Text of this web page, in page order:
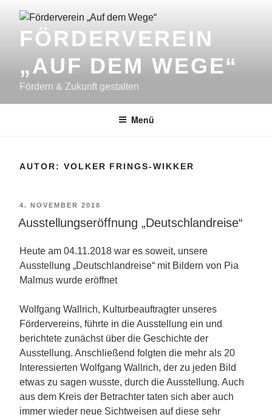
Inhalt
springenFÖRDERVEREIN
„AUF DEM WEGE“
Fördern & Zukunft gestalten
Menü
AUTOR: VOLKER FRINGS-WIKKER
VERÖFFENTLICHT
AM
4. NOVEMBER 2018
Ausstellungseröffnung „Deutschlandreise“
Heute am 04.11.2018 war es soweit, unsere
Ausstellung „Deutschlandreise“ mit Bildern von Pia
Malmus wurde eröffnet
Wolfgang Wallrich, Kulturbeauftragter unseres
Fördervereins, führte in die Ausstellung ein und
berichtete zunächst über die Geschichte der
Ausstellung. Anschließend folgten die mehr als 20
Interessierten Wolfgang Wallrich, der zu jeden Bild
etwas zu sagen wusste, durch die Ausstellung. Auch
aus dem Kreis der Betrachter taten sich aber auch
immer wieder neue Sichtweisen auf diese sehr